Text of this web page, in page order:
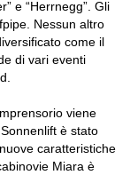
e “Herrnegg”. Gli
Nessun altro
come il
di vari eventi
viene
è stato
caratteristiche
Miara è